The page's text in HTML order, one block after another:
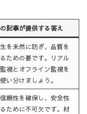
記事が提供する答え
を未然に防ぎ、品質を
ための要です。リアル
視とオフライン監視を
い分けましょう。
頼性を確保し、安全性
ために不可欠です。材